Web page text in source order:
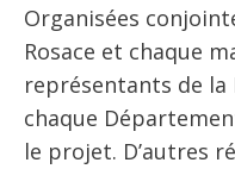
Organisées
Rosace et chaque
représentants de la
chaque
le projet. D’autres